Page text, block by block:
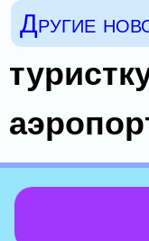
Другие